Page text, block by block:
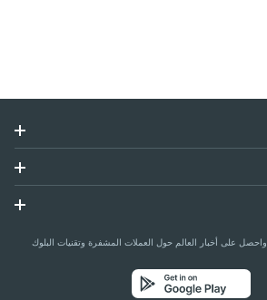
واحصل على أخبار العالم حول العملات المشفرة وتقنيات البلوك